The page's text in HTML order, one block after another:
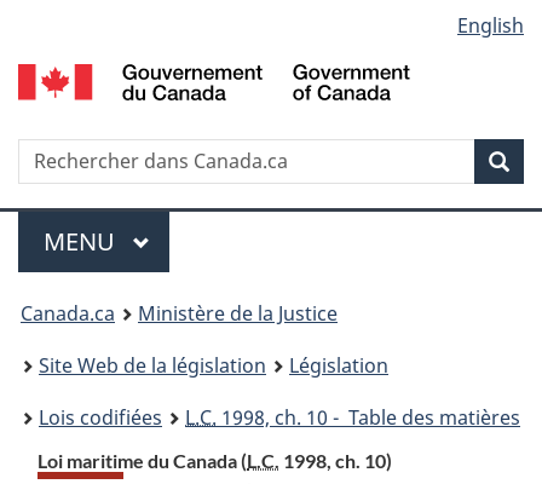
au
contenu
propos
de
la
HTML
simplifiée
selection
English
Recherche
Menu
MENU PRINCIPAL
You
are
here:
Canada.ca
Ministère de la Justice
Site Web de la législation
Législation
Lois codifiées
L.C. 1998, ch. 10 - Table des matières
Loi maritime du Canada (L.C. 1998, ch. 10)